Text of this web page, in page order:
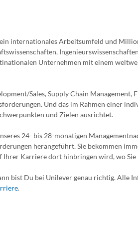
internationales Arbeitsumfeld und
Unternehmen mit einem
Sales, Supply Chain Management,
Und das im Rahmen einer
und Zielen ausrichtet.
24- bis 28-monatigen
herangeführt. Sie bekommen
Ihrer Karriere dort hinbringen wird, wo
bist Du bei Unilever genau richtig. Alle
.